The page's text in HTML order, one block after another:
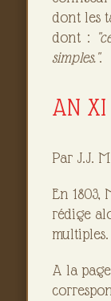
dont les
dont :
simples.".
AN
Par J.J.
En
rédige
multiples.
A la